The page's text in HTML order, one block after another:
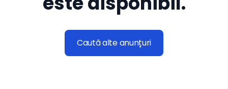
Caută alte anunțuri